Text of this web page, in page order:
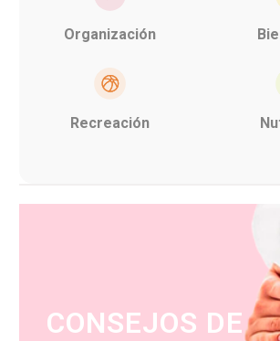
Organización
Recreación
CONSEJOS DE